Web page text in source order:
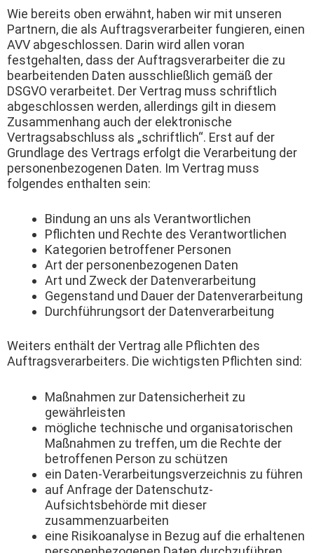
Wie bereits oben erwähnt, haben wir mit unseren
Partnern, die als Auftragsverarbeiter fungieren, einen
AVV abgeschlossen. Darin wird allen voran
festgehalten, dass der Auftragsverarbeiter die zu
bearbeitenden Daten ausschließlich gemäß der
DSGVO verarbeitet. Der Vertrag muss schriftlich
abgeschlossen werden, allerdings gilt in diesem
Zusammenhang auch der elektronische
Vertragsabschluss als „schriftlich“. Erst auf der
Grundlage des Vertrags erfolgt die Verarbeitung der
personenbezogenen Daten. Im Vertrag muss
folgendes enthalten sein:
Bindung an uns als Verantwortlichen
Pflichten und Rechte des Verantwortlichen
Kategorien betroffener Personen
Art der personenbezogenen Daten
Art und Zweck der Datenverarbeitung
Gegenstand und Dauer der Datenverarbeitung
Durchführungsort der Datenverarbeitung
Weiters enthält der Vertrag alle Pflichten des
Auftragsverarbeiters. Die wichtigsten Pflichten sind:
Maßnahmen zur Datensicherheit zu
gewährleisten
mögliche technische und organisatorischen
Maßnahmen zu treffen, um die Rechte der
betroffenen Person zu schützen
ein Daten-Verarbeitungsverzeichnis zu führen
auf Anfrage der Datenschutz-
Aufsichtsbehörde mit dieser
zusammenzuarbeiten
eine Risikoanalyse in Bezug auf die erhaltenen